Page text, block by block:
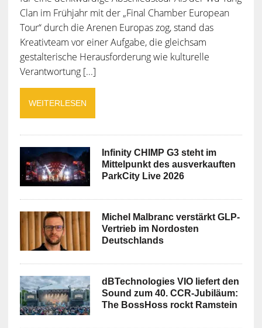
Clan im Frühjahr mit der „Final Chamber European
Tour“ durch die Arenen Europas zog, stand das
Kreativteam vor einer Aufgabe, die gleichsam
gestalterische Herausforderung wie kulturelle
Verantwortung [...]
WEITERLESEN
Infinity CHIMP G3 steht im
Mittelpunkt des ausverkauften
ParkCity Live 2026
Michel Malbranc verstärkt GLP-
Vertrieb im Nordosten
Deutschlands
dBTechnologies VIO liefert den
Sound zum 40. CCR-Jubiläum:
The BossHoss rockt Ramstein